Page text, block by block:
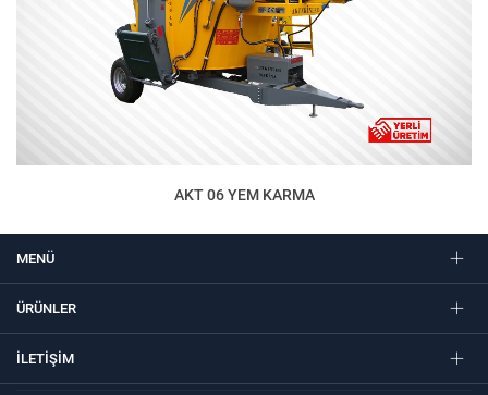
AKT 06 YEM KARMA
MENÜ
ÜRÜNLER
İLETIŞIM